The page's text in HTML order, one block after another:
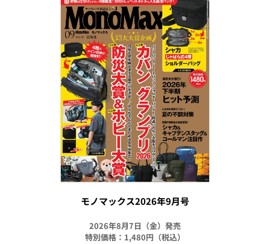
モノマックス2026年9月号
2026年8月7日（金）発売
特別価格：1,480円（税込）